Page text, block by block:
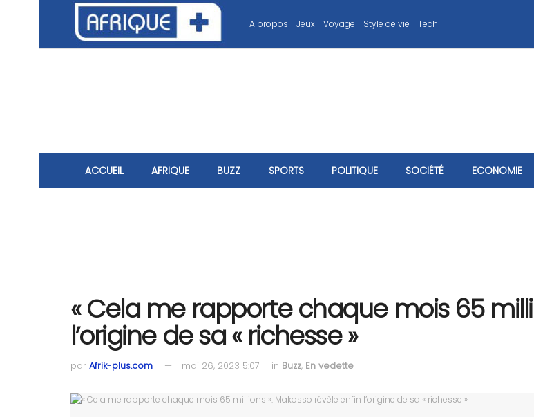
A propos Jeux Voyage Style de vie Tech
ACCUEIL AFRIQUE BUZZ SPORTS POLITIQUE SOCIÉTÉ ECONOMIE
« Cela me rapporte chaque mois 65
l’origine de sa « richesse »
par Afrik-plus.com mai 26, 2023 5:07 in Buzz, En vedette